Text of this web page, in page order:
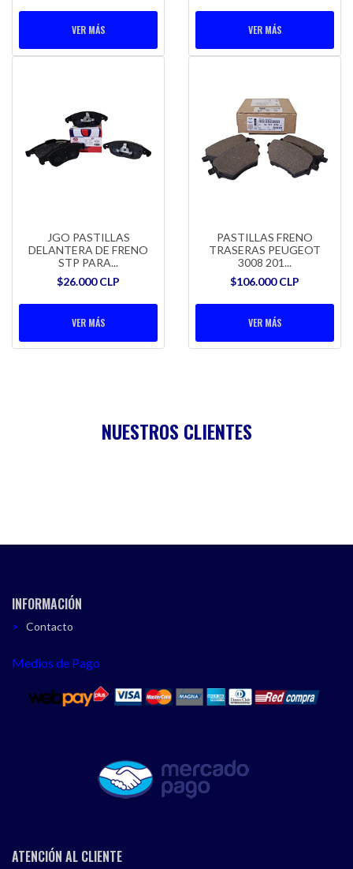
VER MÁS VER MÁS
JGO PASTILLAS
DELANTERA DE FRENO
STP PARA...
$26.000 CLP
VER MÁS
PASTILLAS FRENO
TRASERAS PEUGEOT
3008 201...
$106.000 CLP
VER MÁS
NUESTROS CLIENTES
INFORMACIÓN
Contacto
Medios de Pago
ATENCIÓN AL CLIENTE